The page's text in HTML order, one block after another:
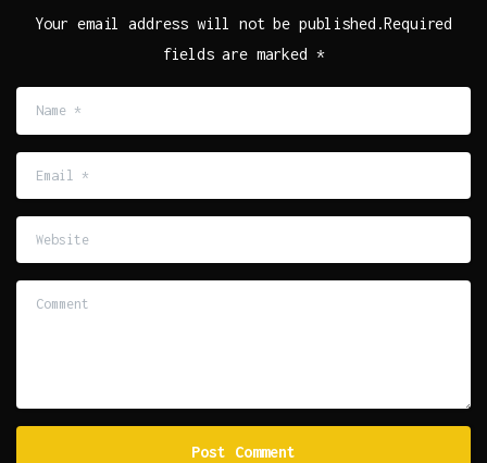
Your email address will not be published.Required
fields are marked *
*
Website